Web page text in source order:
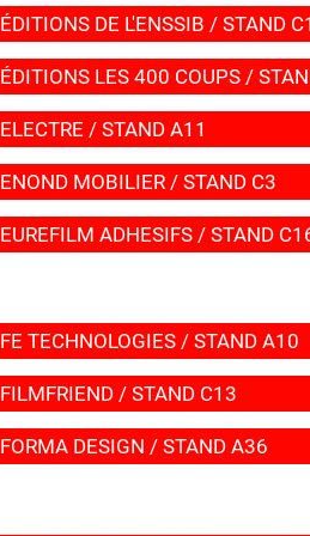
ÉDITIONS DE L'ENSSIB / STAND
ÉDITIONS LES 400 COUPS /
ELECTRE / STAND A11
ENOND MOBILIER / STAND C3
EUREFILM ADHESIFS / STAND
FE TECHNOLOGIES / STAND A10
FILMFRIEND / STAND C13
FORMA DESIGN / STAND A36